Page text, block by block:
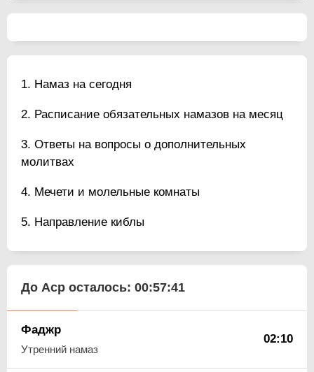
Намаз на сегодня
Расписание обязательных намазов на месяц
Ответы на вопросы о дополнительных
молитвах
Мечети и молельные комнаты
Направление киблы
До Аср осталось: 00:57:40
Фаджр
Утренний намаз
02:10